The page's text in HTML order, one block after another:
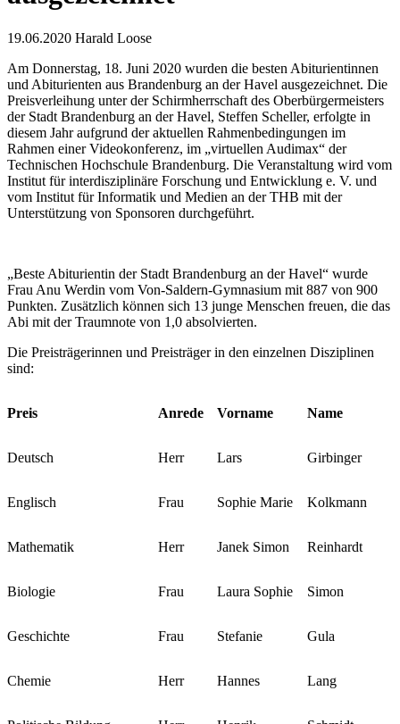
19.06.2020 Harald Loose
Am Donnerstag, 18. Juni 2020 wurden die besten Abiturientinnen
und Abiturienten aus Brandenburg an der Havel ausgezeichnet. Die
Preisverleihung unter der Schirmherrschaft des Oberbürgermeisters
der Stadt Brandenburg an der Havel, Steffen Scheller, erfolgte in
diesem Jahr aufgrund der aktuellen Rahmenbedingungen im
Rahmen einer Videokonferenz, im „virtuellen Audimax“ der
Technischen Hochschule Brandenburg. Die Veranstaltung wird vom
Institut für interdisziplinäre Forschung und Entwicklung e. V. und
vom Institut für Informatik und Medien an der THB mit der
Unterstützung von Sponsoren durchgeführt.
„Beste Abiturientin der Stadt Brandenburg an der Havel“ wurde
Frau Anu Werdin vom Von-Saldern-Gymnasium mit 887 von 900
Punkten. Zusätzlich können sich 13 junge Menschen freuen, die das
Abi mit der Traumnote von 1,0 absolvierten.
Die Preisträgerinnen und Preisträger in den einzelnen Disziplinen
sind:
Preis Anrede Vorname Name
Deutsch Herr Lars Girbinger
Englisch Frau Sophie Marie Kolkmann
Mathematik Herr Janek Simon Reinhardt
Biologie Frau Laura Sophie Simon
Geschichte Frau Stefanie Gula
Chemie Herr Hannes Lang